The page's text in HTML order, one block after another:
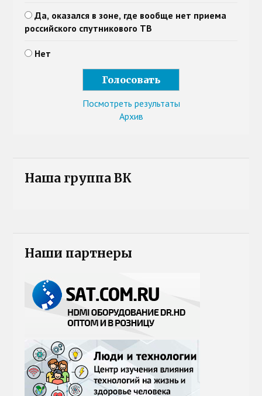
Да, оказался в зоне, где вообще нет приема
российского спутникового ТВ
Нет
Посмотреть результаты
Архив
Наша группа ВК
Наши партнеры